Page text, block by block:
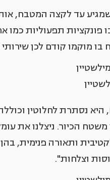
עד לקצה המטבח, אותו
פונקציות תפעוליות כמו
מוקמו קודם לכן שירותי
נסתרת לחלוטין
הכיור. ניצלנו את
ותאורה פנימית,
וצלחות".